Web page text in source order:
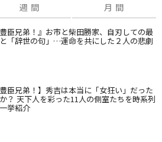
週 間 月 間
豊臣兄弟！』お市と柴田勝家、自刃しての最
「辞世の句」…運命を共にした２人の悲劇
豊臣兄弟！】秀吉は本当に「女狂い」だった
？ 天下人を彩った11人の側室たちを時系列
挙紹介